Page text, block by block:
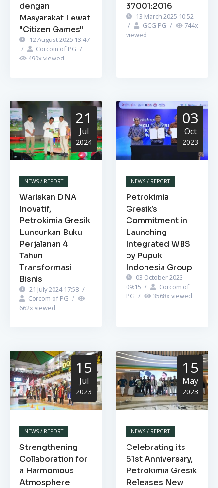
dengan
Masyarakat Lewat
"Citizen Games"
12 August 2025 13:47
/
Corcom of PG /
490x viewed
37001:2016
13 March 2025 10:52
/
GCG PG / 744x
viewed
21
Jul
2024
NEWS / REPORT
Wariskan DNA
Inovatif,
Petrokimia Gresik
Luncurkan Buku
Perjalanan 4
Tahun
Transformasi
Bisnis
21 July 2024 17:58 /
Corcom of PG /
662x viewed
03
Oct
2023
NEWS / REPORT
Petrokimia
Gresik’s
Commitment in
Launching
Integrated WBS
by Pupuk
Indonesia Group
03 October 2023
09:15 /
Corcom of
PG / 3568x viewed
15
Jul
2023
NEWS / REPORT
Strengthening
Collaboration for
a Harmonious
Atmosphere
15
May
2023
NEWS / REPORT
Celebrating its
51st Anniversary,
Petrokimia Gresik
Releases New